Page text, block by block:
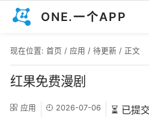
ONE.一个APP
现在位置: 首页 / 应用 / 待更新 / 正文
红果免费漫剧
应用 2026-07-06 ⏳ 已提